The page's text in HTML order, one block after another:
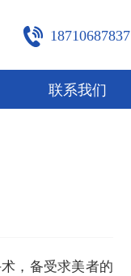
18710687837
联系我们
，备受求美者的